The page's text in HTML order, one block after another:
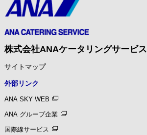
株式会社ANAケータリングサービス
サイトマップ
外部リンク
ANA SKY WEB
ANA グループ企業
国際線サービス